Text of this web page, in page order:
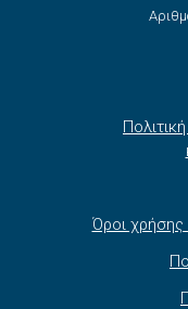
Όροι